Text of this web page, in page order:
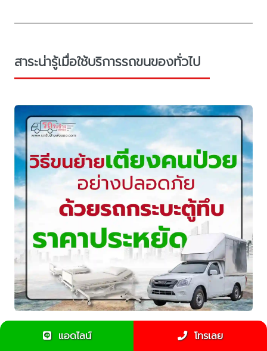
สาระน่ารู้เมื่อใช้บริการรถขนของทั่วไป
วิธีขนย้ายเตียงคนป่วยอย่างปลอดภัย ด้วยรถกระบะตู้ทึบ
แอดไลน์ โทรเลย